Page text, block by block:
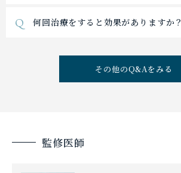
Q 何回治療をすると効果がありますか？
その他のQ&Aをみる
監修医師